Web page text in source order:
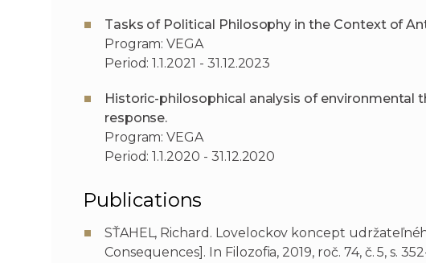
Tasks of Political Philosophy in the Context of
Program: VEGA
Period: 1.1.2021 - 31.12.2023
Historic-philosophical analysis of environmental
response.
Program: VEGA
Period: 1.1.2020 - 31.12.2020
Publications
SŤAHEL, Richard. Lovelockov koncept
Consequences]. In Filozofia, 2019, roč. 74, č. 5, s.